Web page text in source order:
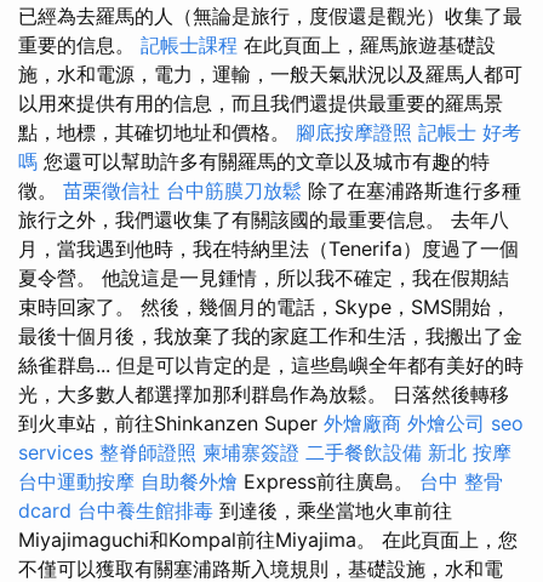
已經為去羅馬的人（無論是旅行，度假還是觀光）收集了最
重要的信息。 記帳士課程 在此頁面上，羅馬旅遊基礎設
施，水和電源，電力，運輸，一般天氣狀況以及羅馬人都可
以用來提供有用的信息，而且我們還提供最重要的羅馬景
點，地標，其確切地址和價格。 腳底按摩證照 記帳士 好考
嗎 您還可以幫助許多有關羅馬的文章以及城市有趣的特
徵。 苗栗徵信社 台中筋膜刀放鬆 除了在塞浦路斯進行多種
旅行之外，我們還收集了有關該國的最重要信息。 去年八
月，當我遇到他時，我在特納里法（Tenerifa）度過了一個
夏令營。 他說這是一見鍾情，所以我不確定，我在假期結
束時回家了。 然後，幾個月的電話，Skype，SMS開始，
最後十個月後，我放棄了我的家庭工作和生活，我搬出了金
絲雀群島... 但是可以肯定的是，這些島嶼全年都有美好的時
光，大多數人都選擇加那利群島作為放鬆。 日落然後轉移
到火車站，前往Shinkanzen Super 外燴廠商 外燴公司 seo
services 整脊師證照 柬埔寨簽證 二手餐飲設備 新北 按摩
台中運動按摩 自助餐外燴 Express前往廣島。 台中 整骨
dcard 台中養生館排毒 到達後，乘坐當地火車前往
Miyajimaguchi和Kompal前往Miyajima。 在此頁面上，您
不僅可以獲取有關塞浦路斯入境規則，基礎設施，水和電